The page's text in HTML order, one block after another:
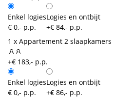
Enkel logies
€ 0,- p.p.
Logies en ontbijt
+€ 84,- p.p.
1 x Appartement 2 slaapkamers
+€ 183,- p.p.
Enkel logies
€ 0,- p.p.
Logies en ontbijt
+€ 86,- p.p.